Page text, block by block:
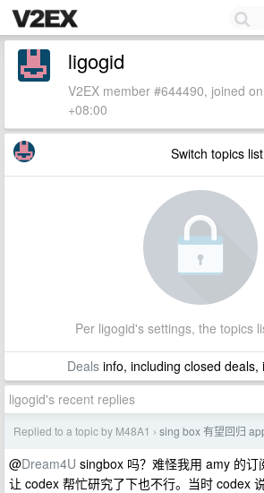
ligogid
V2EX member #644490, joined
+08:00
Switch topics list
Per ligogid's settings, the topics
Dealsinfo, including closed deals,
ligogid's recent replies
Replied to a topic by M48A1 › sing box 有望回归
@Dream4U singbox 吗？难怪我用 amy 的订
让 codex 帮忙研究了下也不行。当时 codex